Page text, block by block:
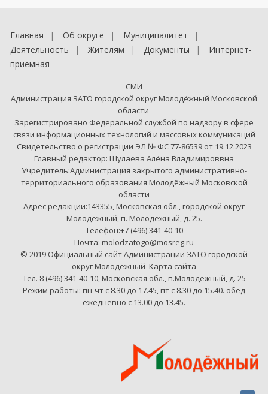
Главная Об округе
Муниципалитет
Деятельность
Жителям Документы
Интернет-
приемная
СМИ
Администрация ЗАТО городской округ Молодёжный Московской
области
Зарегистрировано Федеральной службой по надзору в сфере
связи информационных технологий и массовых коммуникаций
Свидетельство о регистрации ЭЛ № ФС 77-86539 от 19.12.2023
Главный редактор: Шулаева Алёна Владимироввна
Учредитель:Администрация закрытого административно-
территориального образования Молодёжный Московской
области
Адрес редакции:143355, Московская обл., городской округ
Молодёжный, п. Молодёжный, д. 25.
Телефон:+7 (496) 341-40-10
Почта: molodzatogo@mosreg.ru
© 2019 Официальный сайт Администрации ЗАТО городской
округ Молодёжный Карта сайта
Тел. 8 (496) 341-40-10, Московская обл., п.Молодёжный, д. 25
Режим работы: пн-чт с 8.30 до 17.45, пт с 8.30 до 15.40. обед
ежедневно с 13.00 до 13.45.